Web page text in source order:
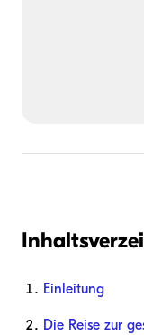
Einleitung
Die Reise zur